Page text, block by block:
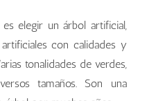
elegir un árbol artificial,
con calidades y
tonalidades de verdes,
tamaños. Son una